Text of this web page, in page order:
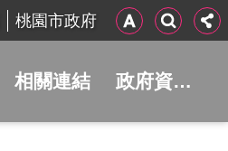
桃園市政府
相關連結 政府資訊公開